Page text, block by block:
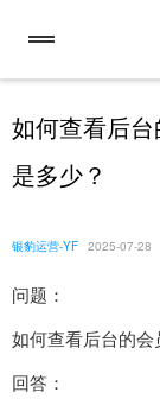
如何查看后
是多少？
银豹运营-YF 2025-07-28
问题：
如何查看后台的会
回答：